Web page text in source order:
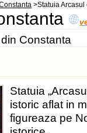
>Statuia
Constanta
Statuia
istoric aflat in
figureaza pe